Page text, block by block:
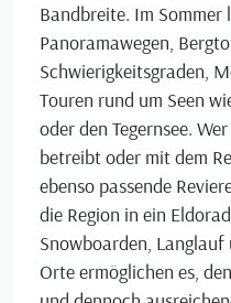
Bandbreite. Im
Panoramawegen,
Schwierigkeitsgraden,
Touren rund um Seen
oder den Tegernsee.
betreibt oder mit dem
ebenso passende
die Region in ein
Snowboarden,
Orte ermöglichen es,